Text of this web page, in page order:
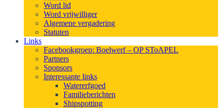
Word lid
Word vrijwilliger
Algemene vergadering
Statuten
Links
Facebookgroep: Boelwerf – OP SToAPEL
Partners
Sponsors
Interessante links
Watererfgoed
Familieberichten
Shipspotting